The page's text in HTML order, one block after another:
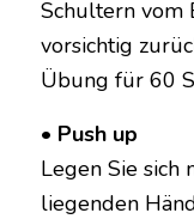
Schultern vom
vorsichtig
Übung für 60
• Push up
Legen Sie sich
liegenden